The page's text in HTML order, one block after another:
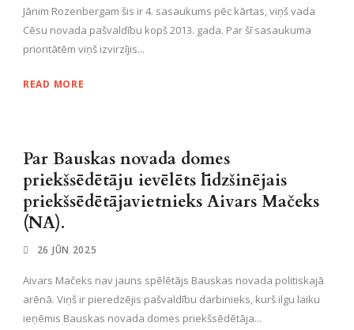
Jānim Rozenbergam šis ir 4. sasaukums pēc kārtas, viņš vada
Cēsu novada pašvaldību kopš 2013. gada. Par šī sasaukuma
prioritātēm viņš izvirzījis...
READ MORE
Par Bauskas novada domes
priekšsēdētāju ievēlēts līdzšinējais
priekšsēdētājavietnieks Aivars Mačeks
(NA).
26 JŪN 2025
Aivars Mačeks nav jauns spēlētājs Bauskas novada politiskajā
arēnā. Viņš ir pieredzējis pašvaldību darbinieks, kurš ilgu laiku
ieņēmis Bauskas novada domes priekšsēdētāja...